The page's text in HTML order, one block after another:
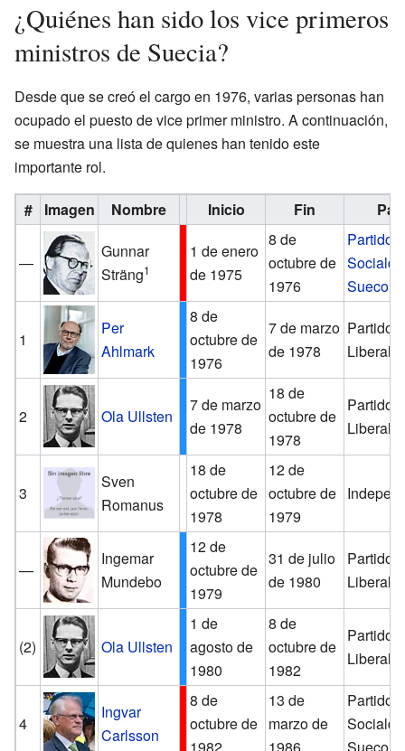
¿Quiénes han sido los vice primeros
ministros de Suecia?
Desde que se creó el cargo en 1976, varias personas han
ocupado el puesto de vice primer ministro. A continuación,
se muestra una lista de quienes han tenido este
importante rol.
# Imagen Nombre Inicio Fin
—
Gunnar
Sträng1
1 de enero
de 1975
8 de
octubre de
1976
Partido
Sueco
1
Per
Ahlmark
8 de
octubre de
1976
7 de marzo
de 1978
Partido
Liberal
2 Ola Ullsten
7 de marzo
de 1978
18 de
octubre de
1978
Partido
Liberal
3
Sven
Romanus
18 de
octubre de
1978
12 de
octubre de
1979
—
Ingemar
Mundebo
12 de
octubre de
1979
31 de julio
de 1980
Partido
Liberal
(2) Ola Ullsten
1 de
agosto de
1980
8 de
octubre de
1982
Partido
Liberal
4
Ingvar
Carlsson
8 de
octubre de
13 de
marzo de
Partido